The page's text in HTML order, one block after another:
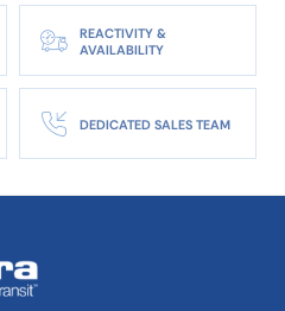
REACTIVITY &
AVAILABILITY
DEDICATED SALES TEAM